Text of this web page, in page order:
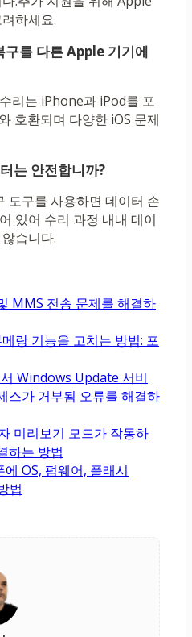
하세요.
를 다른 Apple 기기에
리는 iPhone과 iPod를 포
호환되며 다양한 iOS 문제
는 안전합니까?
도구를 사용하면 데이터 손
있어 수리 과정 내내 데이
습니다.
MMS 전송 문제를 해결하
랑 기능을 고치는 방법: 포
Windows Update 서비
스가 거부됨 오류를 해결하
미리보기 모드가 작동하
하는 방법
OS, 펌웨어, 플래시
법